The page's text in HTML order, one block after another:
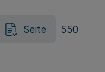
Seite 550